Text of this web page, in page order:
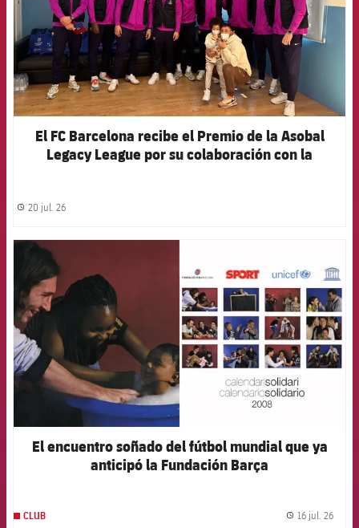
El FC Barcelona recibe el Premio de la Asobal
Legacy League por su colaboración con la
label.share.clock
20 jul. 26
El encuentro soñado del fútbol mundial que ya
anticipó la Fundación Barça
CLUB 16 jul. 26